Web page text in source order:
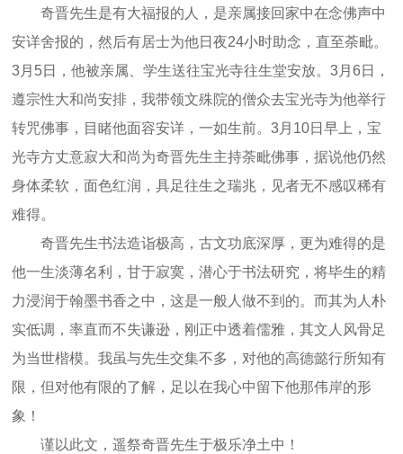
奇晋先生是有大福报的人，是亲属接回家中在念佛声中
安详舍报的，然后有居士为他日夜24小时助念，直至荼毗。
3月5日，他被亲属、学生送往宝光寺往生堂安放。3月6日，
遵宗性大和尚安排，我带领文殊院的僧众去宝光寺为他举行
转咒佛事，目睹他面容安详，一如生前。3月10日早上，宝
光寺方丈意寂大和尚为奇晋先生主持荼毗佛事，据说他仍然
身体柔软，面色红润，具足往生之瑞兆，见者无不感叹稀有
难得。
奇晋先生书法造诣极高，古文功底深厚，更为难得的是
他一生淡薄名利，甘于寂寞，潜心于书法研究，将毕生的精
力浸润于翰墨书香之中，这是一般人做不到的。而其为人朴
实低调，率直而不失谦逊，刚正中透着儒雅，其文人风骨足
为当世楷模。我虽与先生交集不多，对他的高德懿行所知有
限，但对他有限的了解，足以在我心中留下他那伟岸的形
象！
谨以此文，遥祭奇晋先生于极乐净土中！